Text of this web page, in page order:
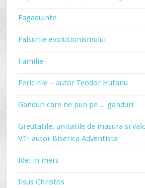
Fagaduinte
Falsurile evolutionismului
Familie
Fericirile – autor Teodor Hutanu
Ganduri care ne pun pe… ganduri
Greutatile, unitatile de masura si
VT- autor Biserica Adventista
Idei in mers
Iisus Christos